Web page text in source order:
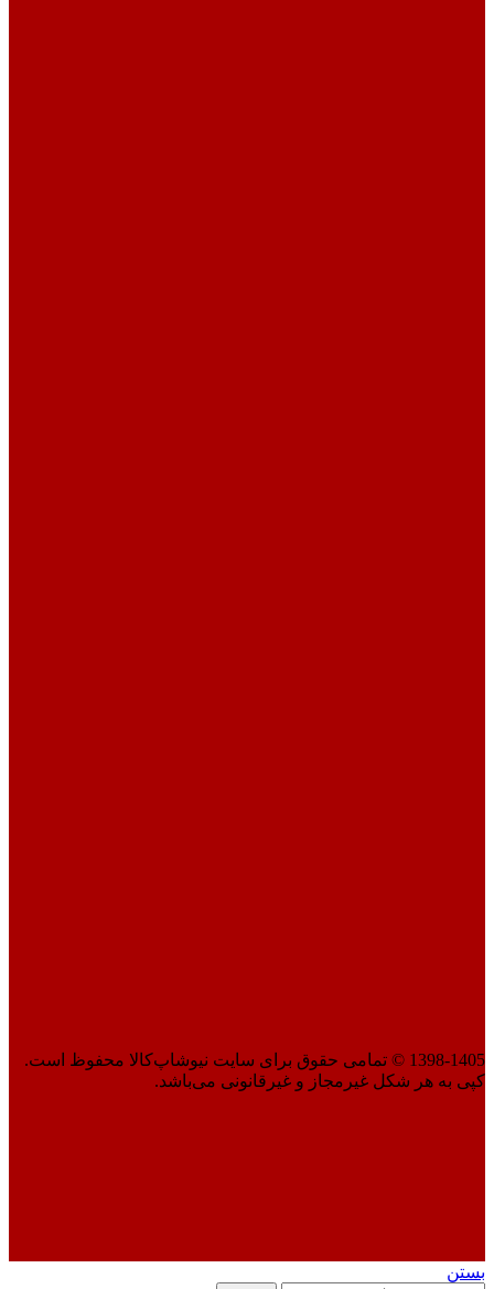
1398-1405 © تمامی حقوق برای سایت نیوشاپ‌کالا محفوظ است.
کپی به هر شکل غیرمجاز و غیرقانونی می‌باشد.
بستن